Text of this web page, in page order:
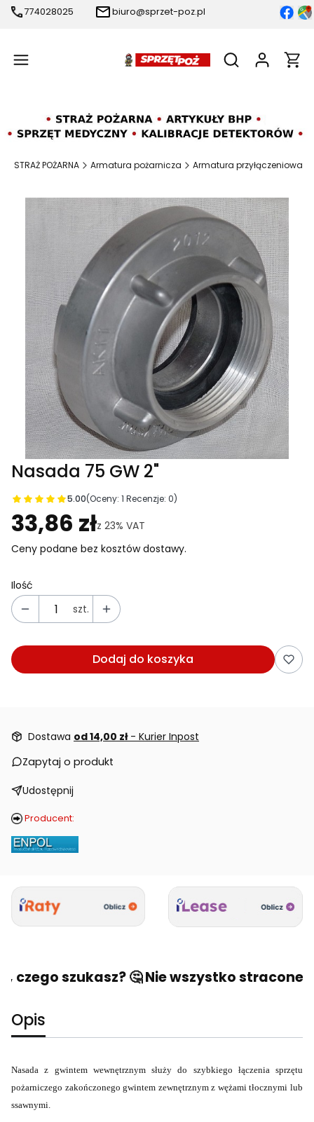
774028025 biuro@sprzet-poz.pl
Otwórz
STRAŻ POŻARNA Armatura pożarnicza Armatura przyłączeniowa
Nasada 75 GW 2"
5.00(Oceny: 1 Recenzje: 0)
Przejdź do sekcji Opinie
33,86 złz 23% VAT
Ceny podane bez kosztów dostawy.
Ilość
szt.
Dodaj do koszyka
Dostawa od 14,00 zł - Kurier Inpost
Zapytaj o produkt
Udostępnij
Producent:
czego szukasz? 🤔 Nie wszystko stracone!
Opis
Nasada z gwintem wewnętrznym służy do szybkiego łączenia sprzętu
pożarniczego zakończonego gwintem zewnętrznym z wężami tłocznymi lub
ssawnymi.